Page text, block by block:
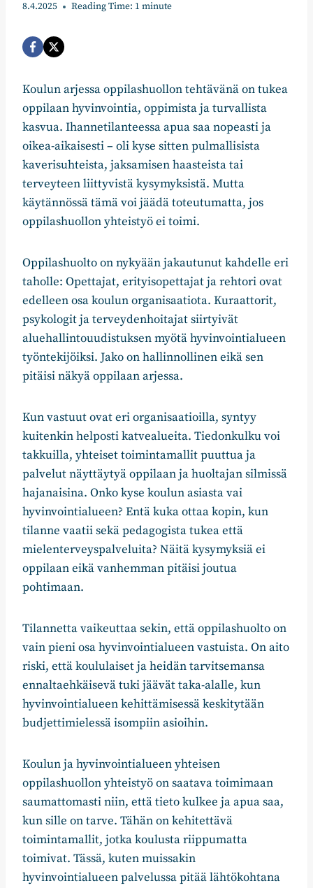
8.4.2025 Reading Time: 1 minute
Koulun arjessa oppilashuollon tehtävänä on tukea
oppilaan hyvinvointia, oppimista ja turvallista
kasvua. Ihannetilanteessa apua saa nopeasti ja
oikea-aikaisesti – oli kyse sitten pulmallisista
kaverisuhteista, jaksamisen haasteista tai
terveyteen liittyvistä kysymyksistä. Mutta
käytännössä tämä voi jäädä toteutumatta, jos
oppilashuollon yhteistyö ei toimi.
Oppilashuolto on nykyään jakautunut kahdelle eri
taholle: Opettajat, erityisopettajat ja rehtori ovat
edelleen osa koulun organisaatiota. Kuraattorit,
psykologit ja terveydenhoitajat siirtyivät
aluehallintouudistuksen myötä hyvinvointialueen
työntekijöiksi. Jako on hallinnollinen eikä sen
pitäisi näkyä oppilaan arjessa.
Kun vastuut ovat eri organisaatioilla, syntyy
kuitenkin helposti katvealueita. Tiedonkulku voi
takkuilla, yhteiset toimintamallit puuttua ja
palvelut näyttäytyä oppilaan ja huoltajan silmissä
hajanaisina. Onko kyse koulun asiasta vai
hyvinvointialueen? Entä kuka ottaa kopin, kun
tilanne vaatii sekä pedagogista tukea että
mielenterveyspalveluita? Näitä kysymyksiä ei
oppilaan eikä vanhemman pitäisi joutua
pohtimaan.
Tilannetta vaikeuttaa sekin, että oppilashuolto on
vain pieni osa hyvinvointialueen vastuista. On aito
riski, että koululaiset ja heidän tarvitsemansa
ennaltaehkäisevä tuki jäävät taka-alalle, kun
hyvinvointialueen kehittämisessä keskitytään
budjettimielessä isompiin asioihin.
Koulun ja hyvinvointialueen yhteisen
oppilashuollon yhteistyö on saatava toimimaan
saumattomasti niin, että tieto kulkee ja apua saa,
kun sille on tarve. Tähän on kehitettävä
toimintamallit, jotka koulusta riippumatta
toimivat. Tässä, kuten muissakin
hyvinvointialueen palvelussa pitää lähtökohtana